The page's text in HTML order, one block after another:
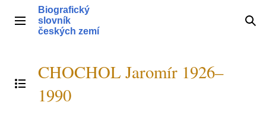
obsahHlavní menu
Biografický
slovník
českých zemí
Přepnout obsah
CHOCHOL Jaromír 1926–
1990